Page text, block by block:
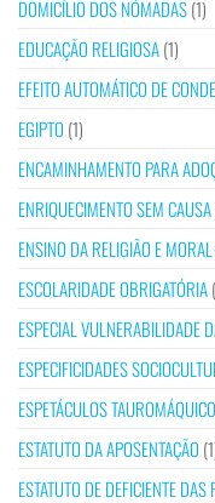
DOMICÍLIO DOS NÓMADAS(1)
EDUCAÇÃO RELIGIOSA(1)
EFEITO AUTOMÁTICO DE
EGIPTO (1)
ENCAMINHAMENTO PARA
ENRIQUECIMENTO SEM CAUSA
ENSINO DA RELIGIÃO E
ESCOLARIDADE OBRIGATÓRIA
ESPECIAL VULNERABILIDADE
ESPECIFICIDADES
ESPETÁCULOS
ESTATUTO DA APOSENTAÇÃO
ESTATUTO DE DEFICIENTE